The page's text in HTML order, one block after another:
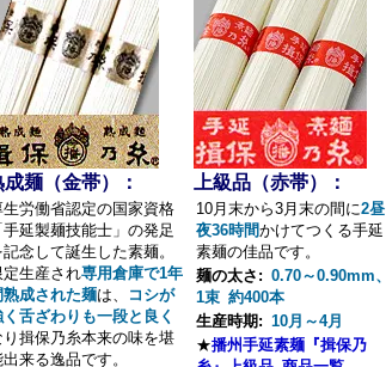
成麺（金帯）：
生労働省認定の国家資格
手延製麺技能士」の発足
記念して誕生した素麺。
定生産され専用倉庫で1年
熟成された麺は、
コシが
く舌ざわりも一段と良く
り揖保乃糸本来の味を堪
来る逸品です。
上級品（赤帯）：
10月末から3月末の間に2昼
夜36時間かけてつくる手延
素麺の佳品です。
麺の太さ: 0.70～0.90mm、
1束 約400本
生産時期: 10月～4月
★播州手延素麺『揖保乃